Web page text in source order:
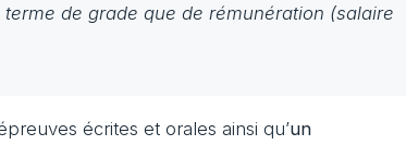
de grade que de rémunération (salaire
écrites et orales ainsi qu’un